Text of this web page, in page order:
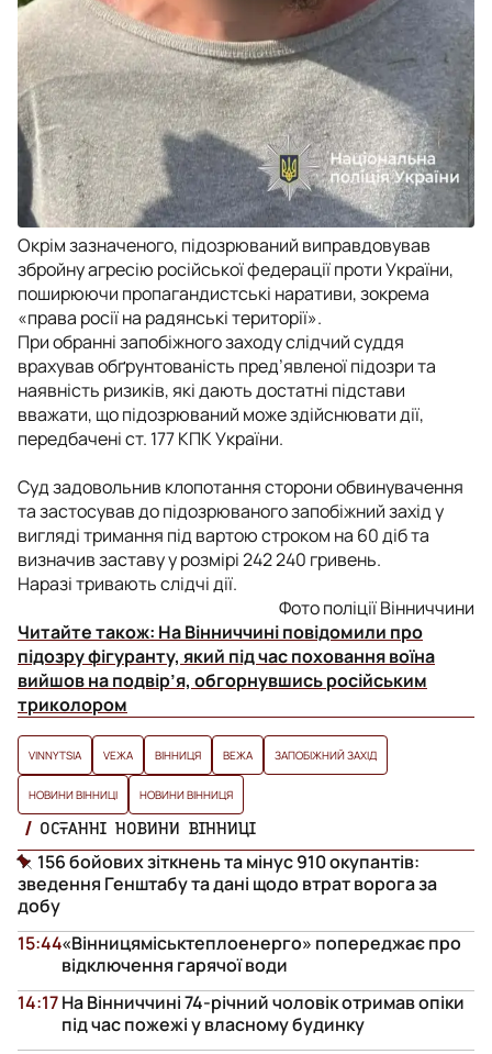
Окрім зазначеного, підозрюваний виправдовував
збройну агресію російської федерації проти України,
поширюючи пропагандистські наративи, зокрема
«права росії на радянські території».
При обранні запобіжного заходу слідчий суддя
врахував обґрунтованість пред’явленої підозри та
наявність ризиків, які дають достатні підстави
вважати, що підозрюваний може здійснювати дії,
передбачені ст. 177 КПК України.
Суд задовольнив клопотання сторони обвинувачення
та застосував до підозрюваного запобіжний захід у
вигляді тримання під вартою строком на 60 діб та
визначив заставу у розмірі 242 240 гривень.
Наразі тривають слідчі дії.
Фото поліції Вінниччини
Читайте також: На Вінниччині повідомили про
підозру фігуранту, який під час поховання воїна
вийшов на подвір’я, обгорнувшись російським
триколором
VINNYTSIA VЕЖА ВІННИЦЯ ВЕЖА ЗАПОБІЖНИЙ ЗАХІД
НОВИНИ ВІННИЦІ НОВИНИ ВІННИЦЯ
ОСТАННІ НОВИНИ ВІННИЦІ
156 бойових зіткнень та мінус 910 окупантів:
зведення Генштабу та дані щодо втрат ворога за
добу
«Вінницяміськтеплоенерго» попереджає про
відключення гарячої води
15:44
На Вінниччині 74-річний чоловік отримав опіки
під час пожежі у власному будинку
14:17